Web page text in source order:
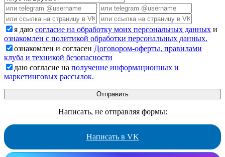
я даю согласие на обработку моих персональных данных и
ознакомлен с политикой обработки персональных данных.
ознакомлен и согласен Договором-оферты, правилами
клуба и техникой безопасности
даю согласие на получение информационных и
маркетинговых рассылок.
Написать, не отправляя формы:
Написать в VK